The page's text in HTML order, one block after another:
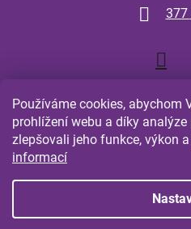
Používáme cookies, abychom
prohlížení webu a díky
zlepšovali jeho funkce, výkon
informací
377
Shoptet.cz